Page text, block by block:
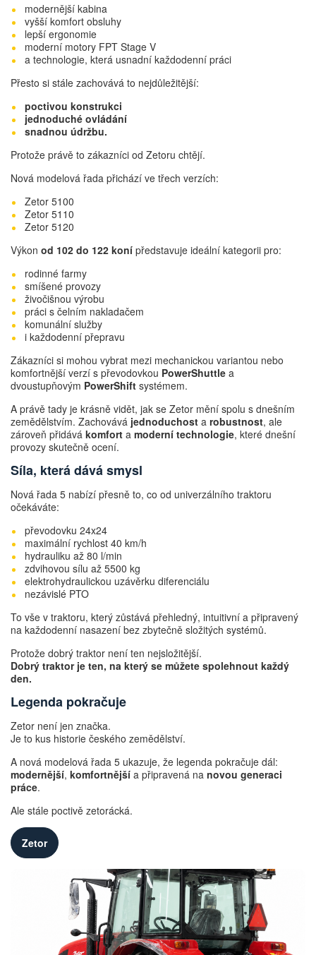
modernější kabina
vyšší komfort obsluhy
lepší ergonomie
moderní motory FPT Stage V
a technologie, která usnadní každodenní práci
Přesto si stále zachovává to nejdůležitější:
poctivou konstrukci
jednoduché ovládání
snadnou údržbu.
Protože právě to zákazníci od Zetoru chtějí.
Nová modelová řada přichází ve třech verzích:
Zetor 5100
Zetor 5110
Zetor 5120
Výkon od 102 do 122 koní představuje ideální kategorii pro:
rodinné farmy
smíšené provozy
živočišnou výrobu
práci s čelním nakladačem
komunální služby
i každodenní přepravu
Zákazníci si mohou vybrat mezi mechanickou variantou nebo
komfortnější verzí s převodovkou PowerShuttle a
dvoustupňovým PowerShift systémem.
A právě tady je krásně vidět, jak se Zetor mění spolu s dnešním
zemědělstvím. Zachovává jednoduchost a robustnost, ale
zároveň přidává komfort a moderní technologie, které dnešní
provozy skutečně ocení.
Síla, která dává smysl
Nová řada 5 nabízí přesně to, co od univerzálního traktoru
očekáváte:
převodovku 24x24
maximální rychlost 40 km/h
hydrauliku až 80 l/min
zdvihovou sílu až 5500 kg
elektrohydraulickou uzávěrku diferenciálu
nezávislé PTO
To vše v traktoru, který zůstává přehledný, intuitivní a připravený
na každodenní nasazení bez zbytečně složitých systémů.
Protože dobrý traktor není ten nejsložitější.
Dobrý traktor je ten, na který se můžete spolehnout každý
den.
Legenda pokračuje
Zetor není jen značka.
Je to kus historie českého zemědělství.
A nová modelová řada 5 ukazuje, že legenda pokračuje dál:
modernější, komfortnější a připravená na novou generaci
práce.
Ale stále poctivě zetorácká.
Zetor